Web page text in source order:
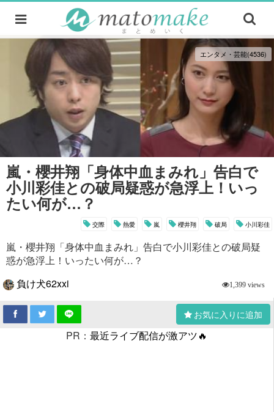
エンタメ・芸能(4536)
嵐・櫻井翔「身体中血まみれ」告白で
小川彩佳との破局疑惑が急浮上！いっ
たい何が…？
交際 熱愛 嵐 櫻井翔 破局 小川彩佳
嵐・櫻井翔「身体中血まみれ」告白で小川彩佳との破局疑
惑が急浮上！いったい何が…？
負け犬62xxi
1,399 views
お気に入りに追加
PR： 最近ライブ配信が激アツ🔥